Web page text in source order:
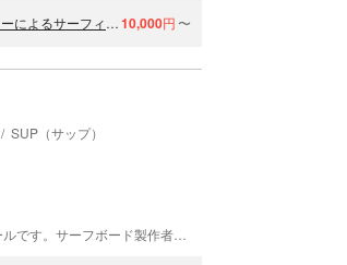
【沖縄・北谷・サーフィン体験】未経験者でも99％1人で乗れる！沖縄現役トップサーファーによるサーフィンスクール✴︎GOPRO写真付き10,000円 〜
SUP（サップ）
North Ocean Blue（ノース オーシャンブルー）は、沖縄のサーフィンスクールです。サーフボード製作者のシェイパーNobuと、各地のアマチュア大会に出場する現役女性サーファーのMasayoが、南国沖縄のきれいな海をご案内いたします。初心者体験は沖縄の北部・中部・南部3か所で開催しているので、宿泊場所に合わせてお選びいただけます！レンタル充実・お1人さま大歓迎！ぜひ遊びにきてくださいね。